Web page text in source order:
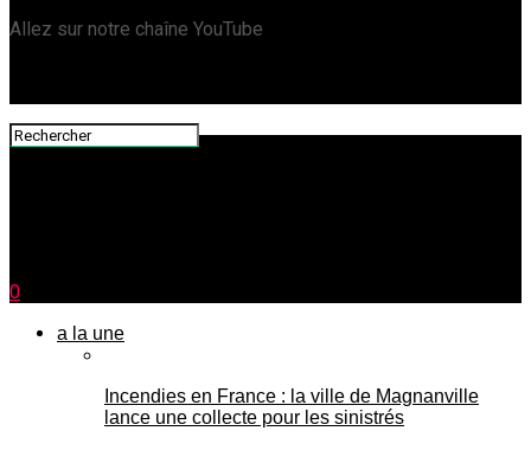
Allez sur notre chaîne YouTube
0
a la une
Incendies en France : la ville de Magnanville
lance une collecte pour les sinistrés